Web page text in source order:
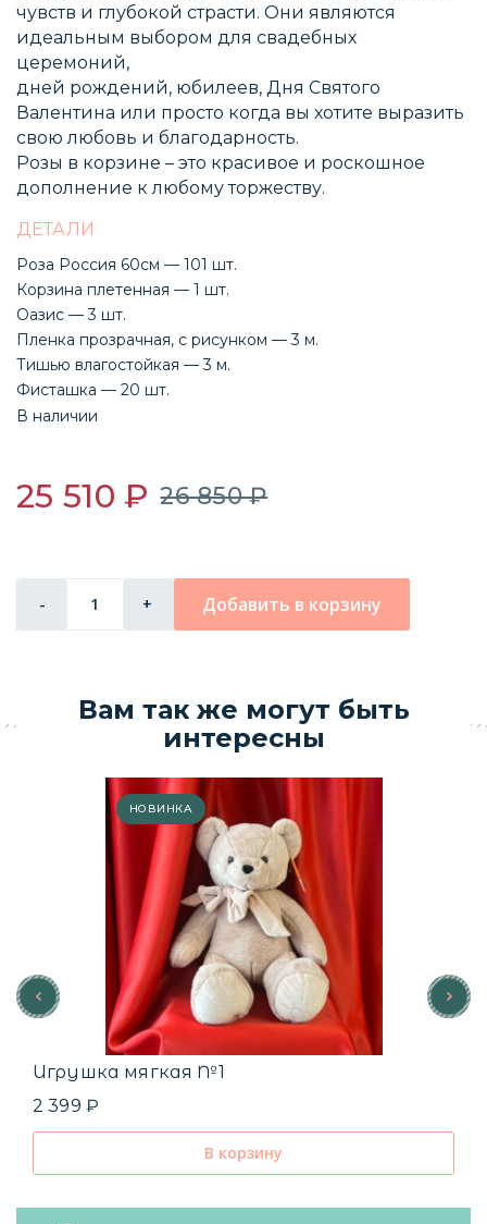
чувств и глубокой страсти. Они являются
идеальным выбором для свадебных
церемоний,
дней рождений, юбилеев, Дня Святого
Валентина или просто когда вы хотите выразить
свою любовь и благодарность.
Розы в корзине – это красивое и роскошное
дополнение к любому торжеству.
ДЕТАЛИ
Роза Россия 60см — 101 шт.
Корзина плетенная — 1 шт.
Оазис — 3 шт.
Пленка прозрачная, с рисунком — 3 м.
Тишью влагостойкая — 3 м.
Фисташка — 20 шт.
В наличии
25 510 ₽ 26 850 ₽
- + Добавить в корзину
Вам так же могут быть
интересны
НОВИНКА
Игрушка мягкая №1
2 399 ₽
В корзину